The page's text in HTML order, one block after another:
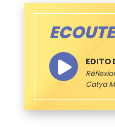
EDITO
Catya